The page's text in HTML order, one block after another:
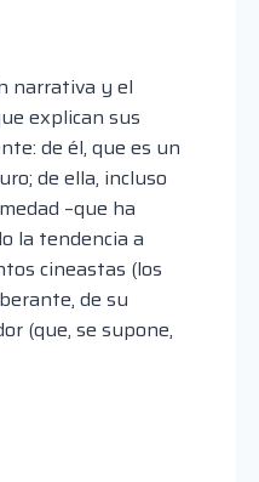
narrativa y el
explican sus
de él, que es un
de ella, incluso
–que ha
la tendencia a
cineastas (los
de su
(que, se supone,